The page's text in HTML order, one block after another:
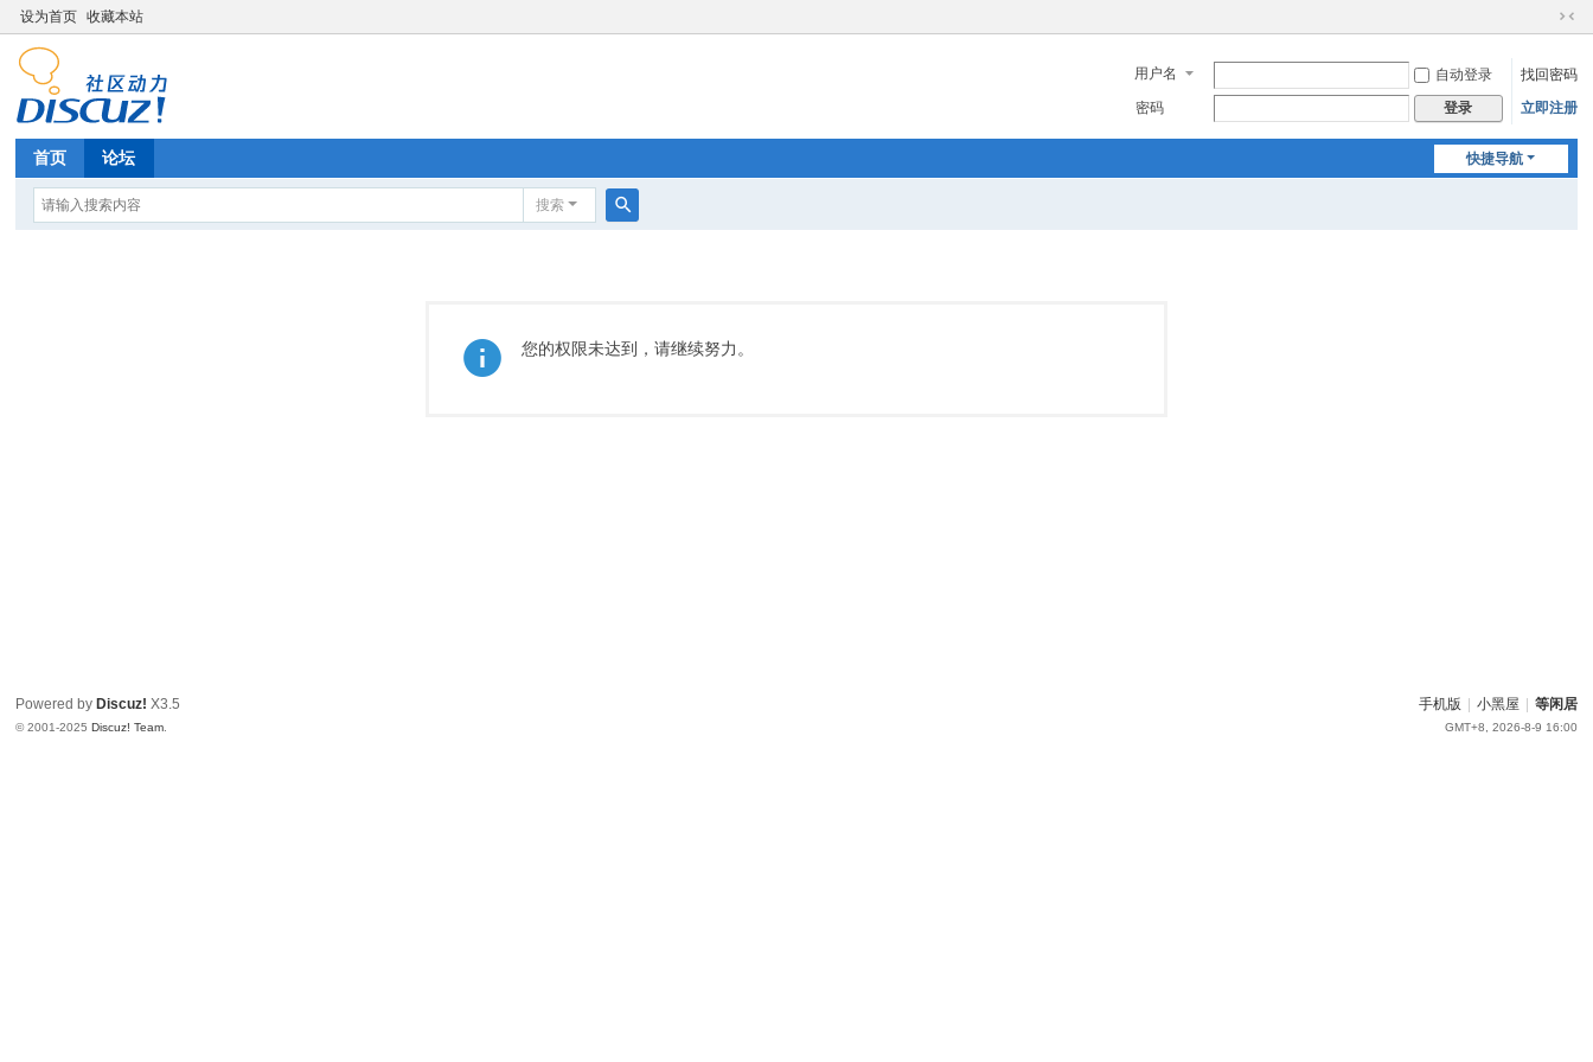
设为首页 收藏本站
切
到
窄
用户名 自动登录
找回密码
密码
登录 立即注册
快捷导航
首页 论坛
搜索
您的权限未达到，请继续努力。
手机版 小黑屋 等闲居
GMT+8, 2026-8-9 16:00
Powered by Discuz! X3.5
© 2001-2025Discuz! Team